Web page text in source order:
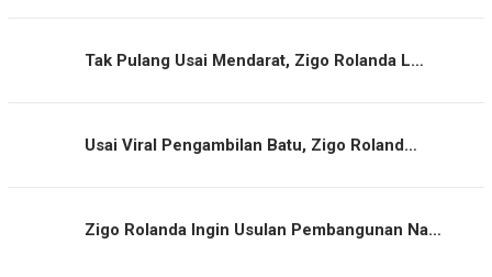
Tak Pulang Usai Mendarat, Zigo Rolanda L…
Usai Viral Pengambilan Batu, Zigo Roland…
Zigo Rolanda Ingin Usulan Pembangunan Na…